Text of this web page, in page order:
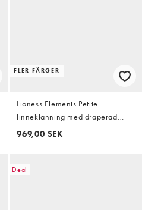
FLER FÄRGER
Lioness Elements Petite
linneklänning med draperad
detalj, ballongärm och knytmidja,
969,00 SEK
Deal